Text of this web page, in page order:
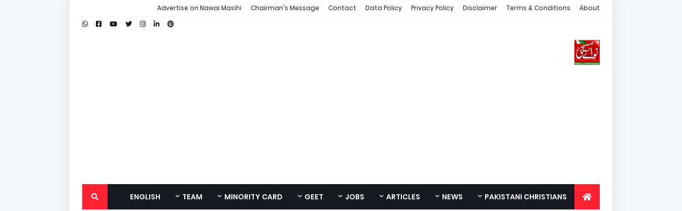
About
Terms & Conditions
Disclaimer
Privacy Policy
Data Policy
Contact
Chairman's Message
Advertise on Nawai Masihi
PAKISTANI CHRISTIANS
NEWS
ARTICLES
JOBS
GEET
MINORITY CARD
TEAM
ENGLISH